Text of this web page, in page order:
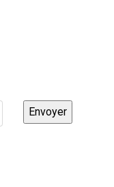
Envoyer